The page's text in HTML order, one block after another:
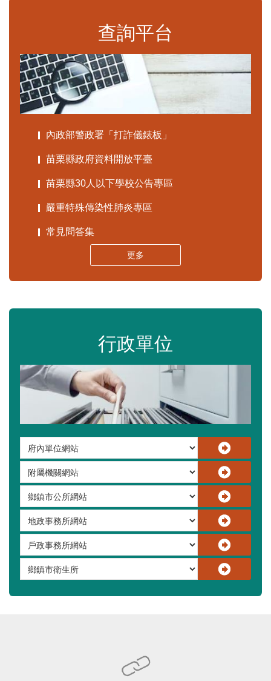
查詢平台
內政部警政署「打詐儀錶板」
苗栗縣政府資料開放平臺
苗栗縣30人以下學校公告專區
嚴重特殊傳染性肺炎專區
常見問答集
更多
行政單位